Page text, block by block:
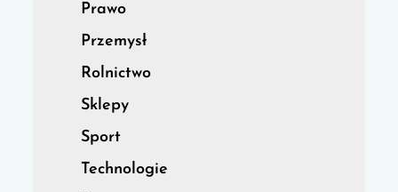
Prawo
Przemysł
Rolnictwo
Sklepy
Sport
Technologie